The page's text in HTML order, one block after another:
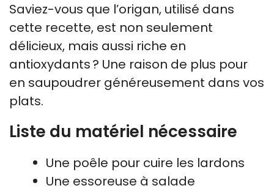
Saviez-vous que l’origan, utilisé dans
cette recette, est non seulement
délicieux, mais aussi riche en
antioxydants ? Une raison de plus pour
en saupoudrer généreusement dans vos
plats.
Liste du matériel nécessaire
Une poêle pour cuire les lardons
Une essoreuse à salade